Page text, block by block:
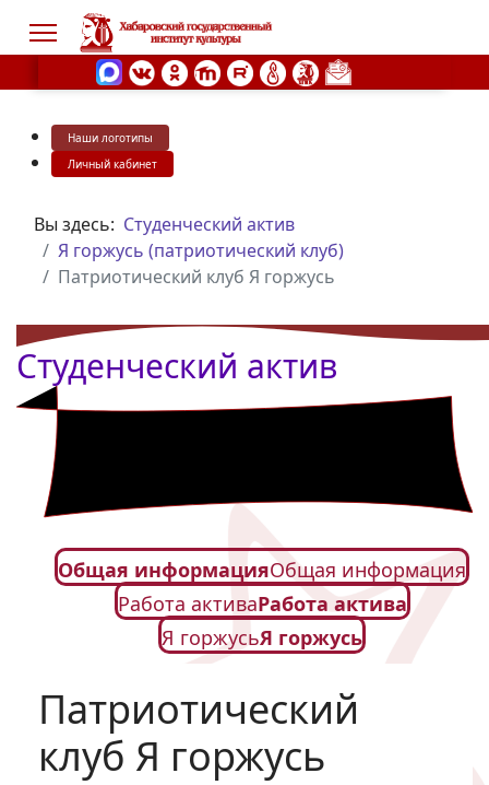
Наши логотипы
Личный кабинет
Вы здесь: Студенческий актив
Я горжусь (патриотический клуб)
Патриотический клуб Я горжусь
Студенческий актив
Общая информацияОбщая информация
Работа активаРабота актива
Я горжусьЯ горжусь
Патриотический
клуб Я горжусь